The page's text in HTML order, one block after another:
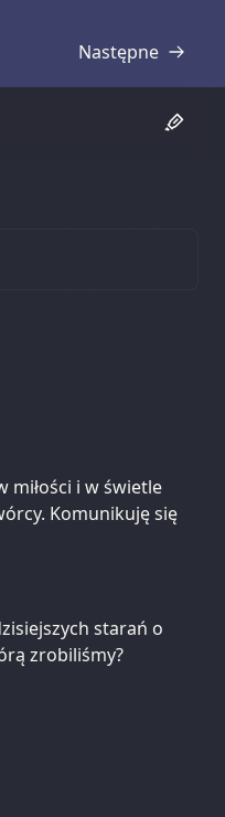
Następne
Transkrypcja
miłości i w świetle
Komunikuję się
starań o
zrobiliśmy?